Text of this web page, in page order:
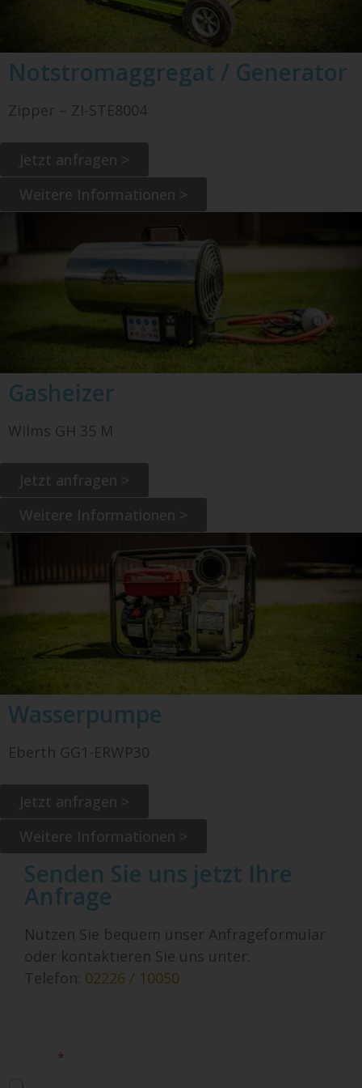
Notstromaggregat / Generator
Zipper – ZI-STE8004
Jetzt anfragen >
Weitere Informationen >
Gasheizer
Wilms GH 35 M
Jetzt anfragen >
Weitere Informationen >
Wasserpumpe
Eberth GG1-ERWP30
Jetzt anfragen >
Weitere Informationen >
Senden Sie uns jetzt Ihre
Anfrage
Nutzen Sie bequem unser Anfrageformular
oder kontaktieren Sie uns unter:
Telefon: 02226 / 10050
*